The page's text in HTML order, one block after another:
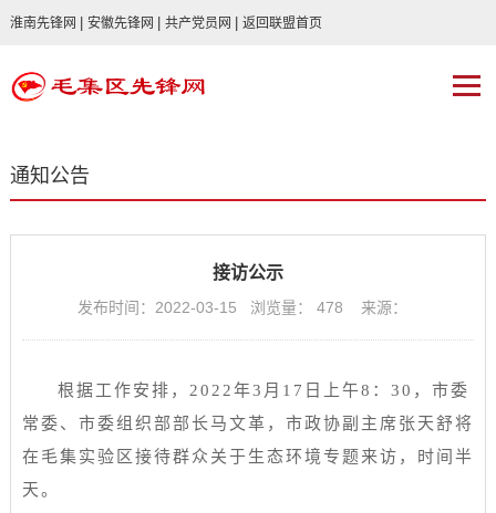
淮南先锋网 安徽先锋网 共产党员网 返回联盟首页
通知公告
接访公示
发布时间：2022-03-15 浏览量： 478 来源：
根据工作安排， 2022年3 月 17 日上午8 ： 30 ， 市委
常委、市委组织部部长马文革，市政协副主席张天舒将
在 毛集实验区 接待群众 关于生态环境专题来访，时间半
天。